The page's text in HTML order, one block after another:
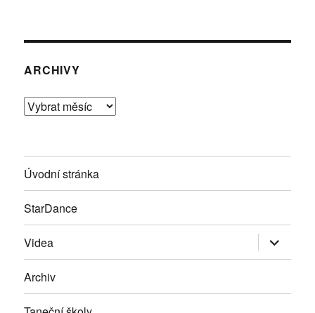
ARCHIVY
Archivy
Úvodní stránka
StarDance
Videa Zobrazit
položky
Archiv